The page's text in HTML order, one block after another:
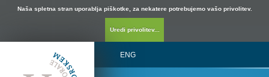
Naša spletna stran uporablja piškotke, za nekatere potrebujemo vašo privolitev.
Uredi privolitev...
ENG